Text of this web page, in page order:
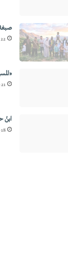
22 يوليو 2026
21 يوليو 2026
ابنُ
18 يوليو 2026